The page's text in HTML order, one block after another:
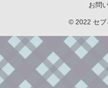
お問
© 2022 セブ